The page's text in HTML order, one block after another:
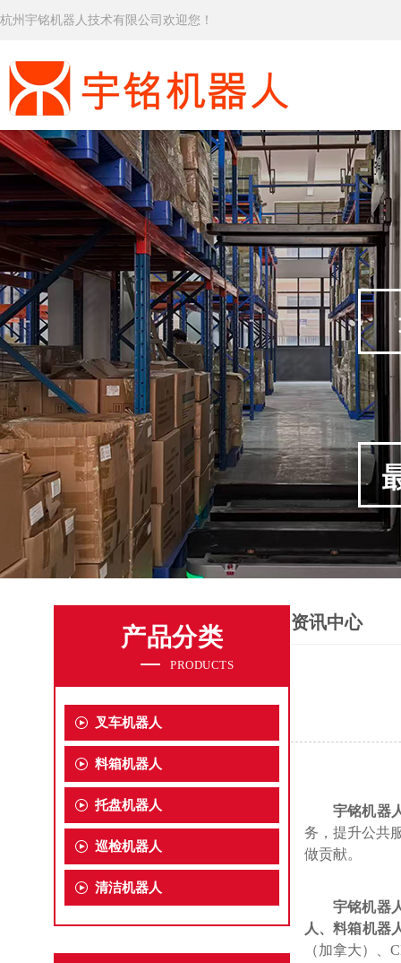
杭州宇铭机器人技术有限公司欢迎您！
产品分类
PRODUCTS
叉车机器人
料箱机器人
托盘机器人
巡检机器人
清洁机器人
资讯中心
宇铭机器
务 ， 提升公共
做贡献。
宇铭机器
人、料箱机器
（加拿大）、